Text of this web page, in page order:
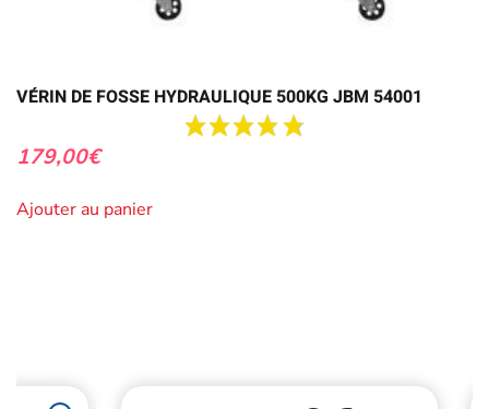
VÉRIN DE FOSSE HYDRAULIQUE 500KG JBM 54001
179,00€
Ajouter au panier